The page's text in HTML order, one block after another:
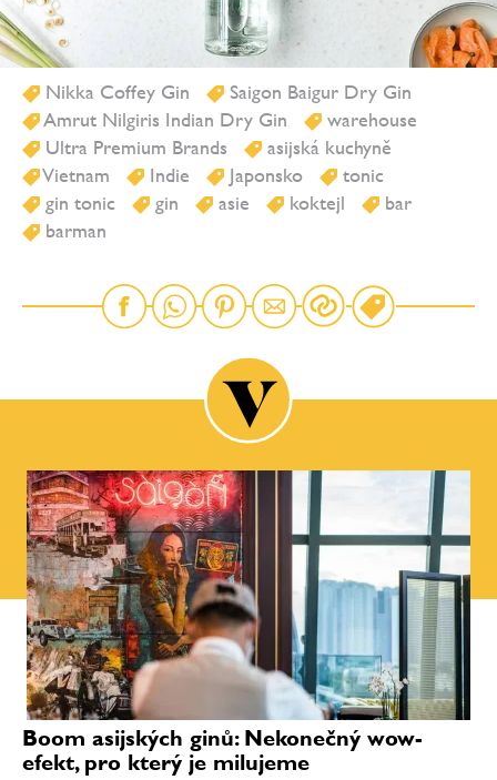
Nikka Coffey Gin
Saigon Baigur Dry Gin
Amrut Nilgiris Indian Dry Gin
warehouse
Ultra Premium Brands
asijská kuchyně
Vietnam
Indie Japonsko
tonic
gin tonic
gin asie koktejl
bar
barman
Boom asijských ginů: Nekonečný wow-
efekt, pro který je milujeme